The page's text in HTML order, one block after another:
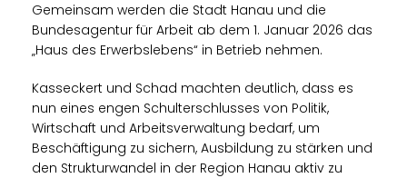
Gemeinsam werden die Stadt Hanau und die
Bundesagentur für Arbeit ab dem 1. Januar 2026 das
Haus des Erwerbslebens“ in Betrieb nehmen.
Kasseckert und Schad machten deutlich, dass es
nun eines engen Schulterschlusses von Politik,
Wirtschaft und Arbeitsverwaltung bedarf, um
Beschäftigung zu sichern, Ausbildung zu stärken und
den Strukturwandel in der Region Hanau aktiv zu